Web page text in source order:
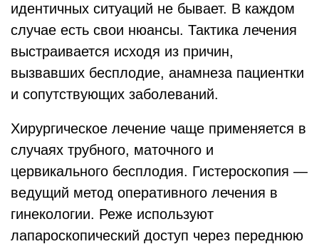
идентичных ситуаций не бывает. В каждом
случае есть свои нюансы. Тактика лечения
выстраивается исходя из причин,
вызвавших бесплодие, анамнеза пациентки
и сопутствующих заболеваний.
Хирургическое лечение чаще применяется в
случаях трубного, маточного и
цервикального бесплодия. Гистероскопия —
ведущий метод оперативного лечения в
гинекологии. Реже используют
лапароскопический доступ через переднюю